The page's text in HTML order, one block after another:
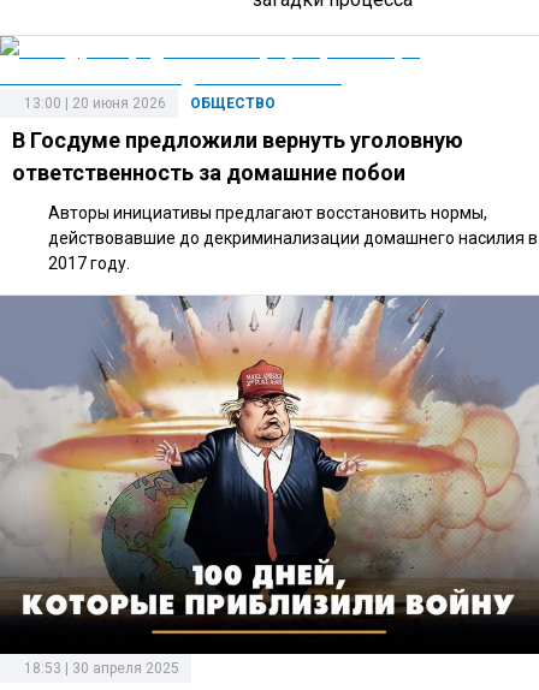
ОБЩЕСТВО
13:00 | 20 июня 2026
В Госдуме предложили вернуть уголовную
ответственность за домашние побои
Авторы инициативы предлагают восстановить нормы,
действовавшие до декриминализации домашнего насилия в
2017 году.
18:53 | 30 апреля 2025